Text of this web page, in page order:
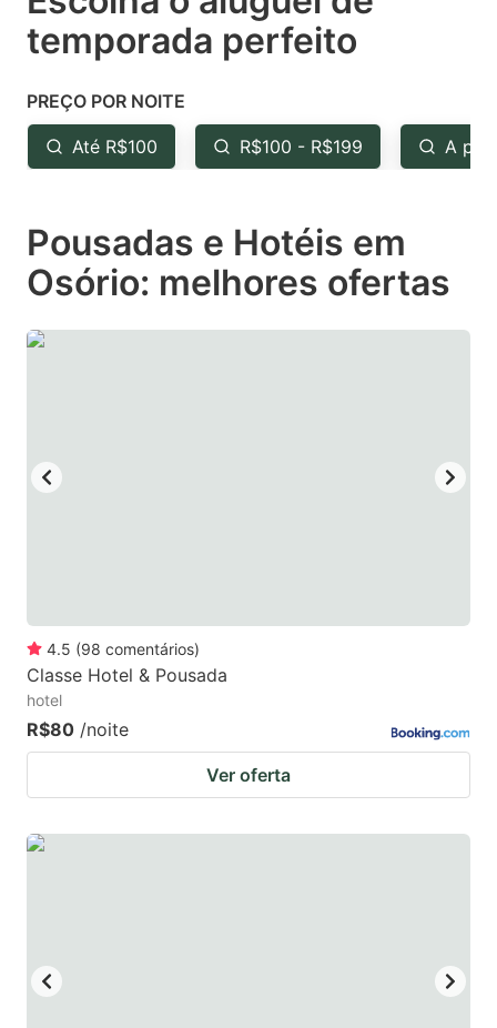
select
a
Press
the
question
key
to
select
a
the
question
key
to
temporada perfeito
PREÇO POR NOITE
Até R$100 R$100 - R$199 A
Pousadas e Hotéis em
Osório: melhores ofertas
4.5 (98 comentários)
Classe Hotel & Pousada
hotel
R$80 /noite
Ver oferta